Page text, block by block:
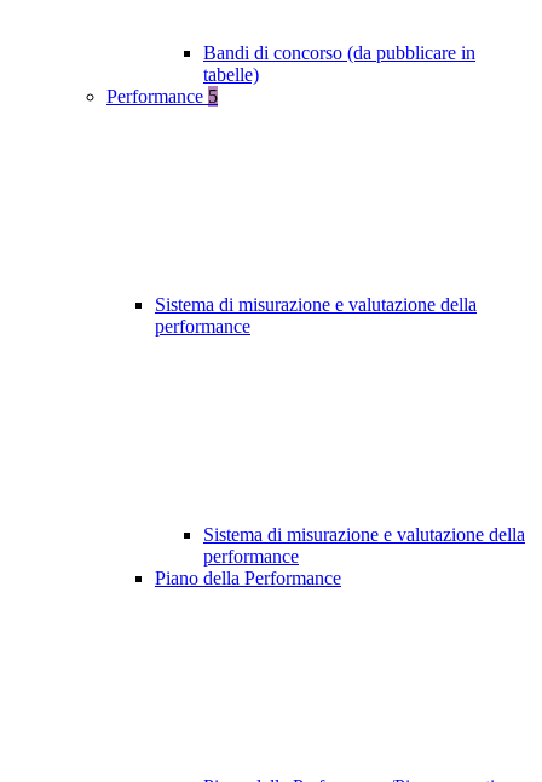
Bandi di concorso (da pubblicare in
tabelle)
Performance 5
Sistema di misurazione e valutazione della
performance
Sistema di misurazione e valutazione della
performance
Piano della Performance